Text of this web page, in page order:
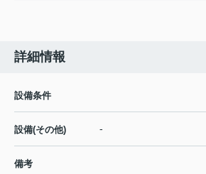
詳細情報
設備条件
設備(その他) -
備考